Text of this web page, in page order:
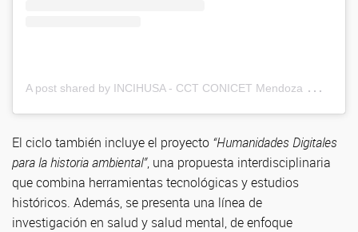
A
post shared by INCIHUSA - CCT CONICET Mendoza (@incihusa.conicet)
El ciclo también incluye el proyecto “Humanidades Digitales
para la historia ambiental”, una propuesta interdisciplinaria
que combina herramientas tecnológicas y estudios
históricos. Además, se presenta una línea de
investigación en salud y salud mental, de enfoque